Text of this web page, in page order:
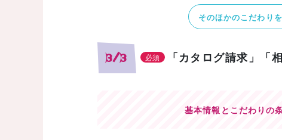
そのほかのこだわり
3/3 必須 「カタログ請求」「
基本情報とこだわりの